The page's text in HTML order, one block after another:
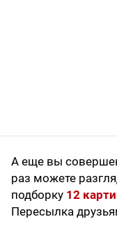
А еще вы
раз можете
подборку 12
Пересылка